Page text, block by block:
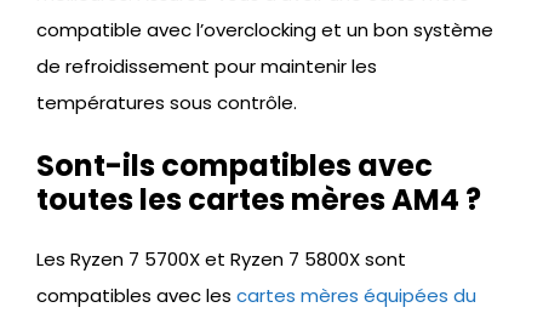
compatible avec l’overclocking et un bon système
de refroidissement pour maintenir les
températures sous contrôle.
Sont-ils compatibles avec
toutes les cartes mères AM4 ?
Les Ryzen 7 5700X et Ryzen 7 5800X sont
compatibles avec les cartes mères équipées du